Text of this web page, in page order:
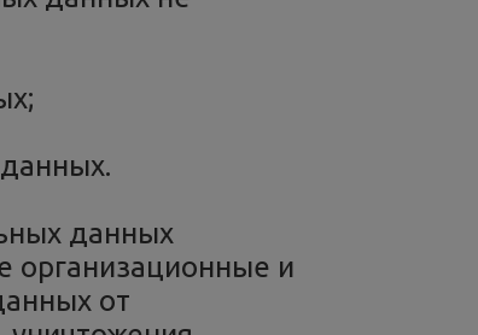
данных
организационные и
от